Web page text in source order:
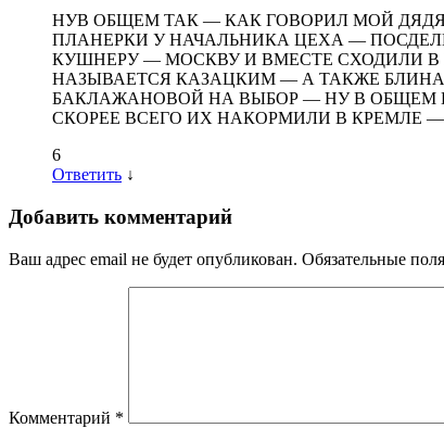
НУВ ОБЩЕМ ТАК — КАК ГОВОРИЛ МОЙ
ПЛАНЕРКИ У НАЧАЛЬНИКА ЦЕХА —
КУШНЕРУ — МОСКВУ И ВМЕСТЕ СХОДИЛИ
НАЗЫВАЕТСЯ КАЗАЦКИМ — А ТАКЖЕ
БАКЛАЖАНОВОЙ НА ВЫБОР — НУ В ОБЩЕМ
СКОРЕЕ ВСЕГО ИХ НАКОРМИЛИ В КРЕМЛЕ
6
Ответить ↓
Добавить комментарий
Ваш адрес email не будет опубликован. Обязательные
Комментарий *